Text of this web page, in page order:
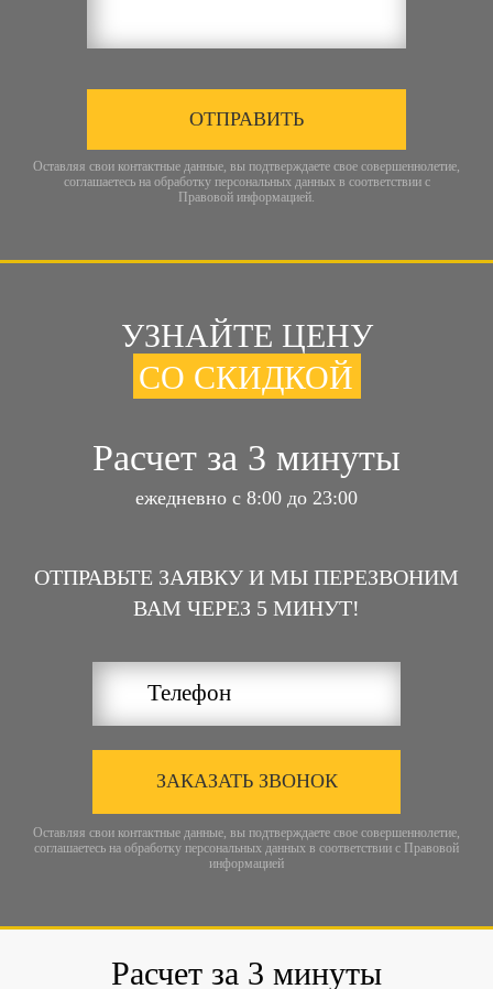
ОТПРАВИТЬ
Оставляя свои контактные данные, вы подтверждаете свое совершеннолетие,
соглашаетесь на обработку персональных данных в соответствии с
Правовой информацией
УЗНАЙТЕ ЦЕНУ
СО СКИДКОЙ
Расчет за 3 минуты
ежедневно с 8:00 до 23:00
ОТПРАВЬТЕ ЗАЯВКУ И МЫ ПЕРЕЗВОНИМ
ВАМ ЧЕРЕЗ 5 МИНУТ!
ЗАКАЗАТЬ ЗВОНОК
Оставляя свои контактные данные, вы подтверждаете свое совершеннолетие,
соглашаетесь на обработку персональных данных в соответствии с Правовой
информацией
Расчет за 3 минуты